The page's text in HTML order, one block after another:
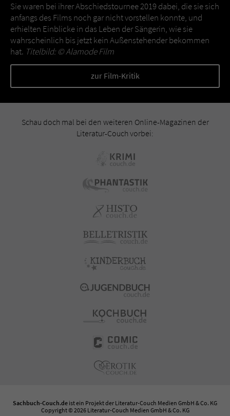
Sie waren bei ihrer Abschiedstournee 2019 dabei, die sie sich
anfangs des Films noch gar nicht vorstellen konnte, und
erhielten Einblicke in das Leben der Sängerin, wie sie
wahrscheinlich bis jetzt kein Außenstehender bekommen
hat. Titelbild: ©Alamode Film
zur Film-Kritik
Schau doch mal bei den weiteren Online-Magazinen der
Literatur-Couch vorbei:
Sachbuch-Couch.de ist ein Projekt der Literatur-Couch Medien GmbH & Co. KG
Copyright © 2026 Literatur-Couch Medien GmbH & Co. KG